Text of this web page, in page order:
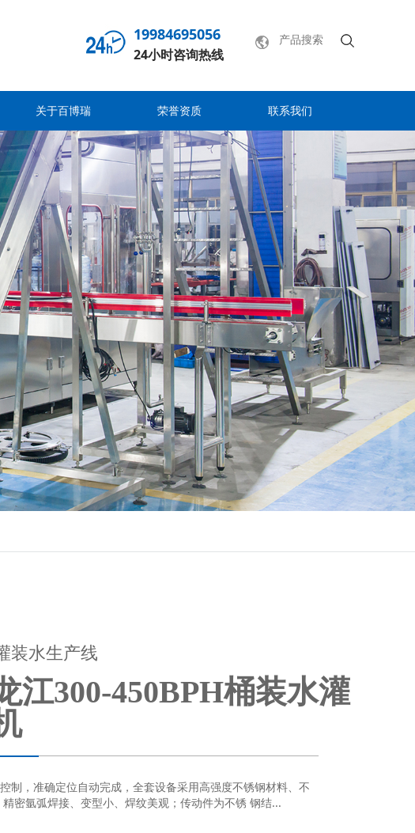
19984695056
24小时咨询热线
关于百博瑞 荣誉资质 联系我们
装水生产线
江300-450BPH桶装水灌
制，准确定位自动完成，全套设备采用高强度不锈钢材料、不
密氩弧焊接、变型小、焊纹美观；传动件为不锈 钢结...